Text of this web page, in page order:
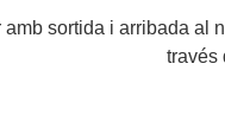
sortida i arribada al
través